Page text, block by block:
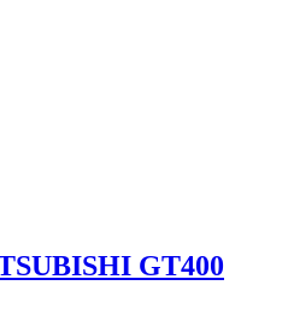
GT400